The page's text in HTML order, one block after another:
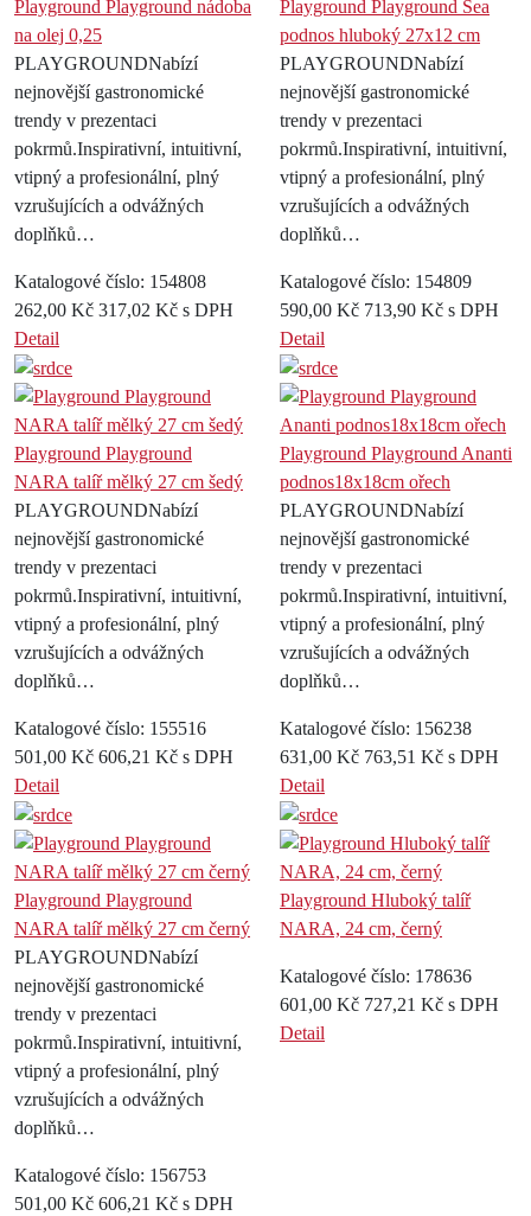
Playground Playground nádoba
na olej 0,25
PLAYGROUNDNabízí
nejnovější gastronomické
trendy v prezentaci
pokrmů.Inspirativní, intuitivní,
vtipný a profesionální, plný
vzrušujících a odvážných
doplňků…
Katalogové číslo: 154808
262,00 Kč 317,02 Kč s DPH
Detail
Playground Playground Sea
podnos hluboký 27x12 cm
PLAYGROUNDNabízí
nejnovější gastronomické
trendy v prezentaci
pokrmů.Inspirativní, intuitivní,
vtipný a profesionální, plný
vzrušujících a odvážných
doplňků…
Katalogové číslo: 154809
590,00 Kč 713,90 Kč s DPH
Detail
Playground Playground
NARA talíř mělký 27 cm šedý
PLAYGROUNDNabízí
nejnovější gastronomické
trendy v prezentaci
pokrmů.Inspirativní, intuitivní,
vtipný a profesionální, plný
vzrušujících a odvážných
doplňků…
Katalogové číslo: 155516
501,00 Kč 606,21 Kč s DPH
Detail
Playground Playground Ananti
podnos18x18cm ořech
PLAYGROUNDNabízí
nejnovější gastronomické
trendy v prezentaci
pokrmů.Inspirativní, intuitivní,
vtipný a profesionální, plný
vzrušujících a odvážných
doplňků…
Katalogové číslo: 156238
631,00 Kč 763,51 Kč s DPH
Detail
Playground Playground
NARA talíř mělký 27 cm černý
PLAYGROUNDNabízí
nejnovější gastronomické
trendy v prezentaci
pokrmů.Inspirativní, intuitivní,
vtipný a profesionální, plný
vzrušujících a odvážných
doplňků…
Katalogové číslo: 156753
501,00 Kč 606,21 Kč s DPH
Playground Hluboký talíř
NARA, 24 cm, černý
Katalogové číslo: 178636
601,00 Kč 727,21 Kč s DPH
Detail